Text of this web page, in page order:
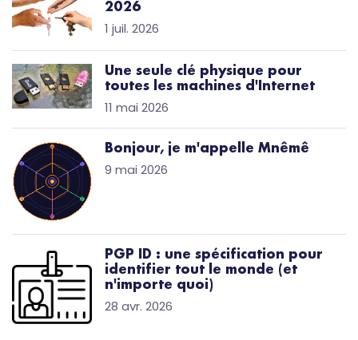
2026
1 juil. 2026
Une seule clé physique pour
toutes les machines d'Internet
11 mai 2026
Bonjour, je m'appelle Mnêmê
9 mai 2026
PGP ID : une spécification pour
identifier tout le monde (et
n'importe quoi)
28 avr. 2026